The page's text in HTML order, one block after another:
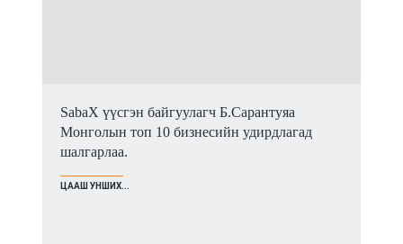
SabaX үүсгэн байгуулагч Б.Сарантуяа
Монголын топ 10 бизнесийн удирдлагад
шалгарлаа.
ЦААШ УНШИХ...